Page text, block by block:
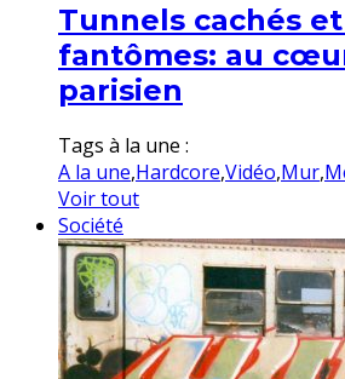
Tunnels cachés
fantômes: au
parisien
Tags à la une :
A la une,Hardcore,Vidéo,Mur,
Voir tout
Société